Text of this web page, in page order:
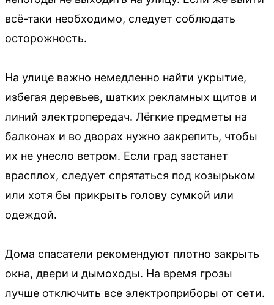
всё-таки необходимо, следует соблюдать
осторожность.
На улице важно немедленно найти укрытие,
избегая деревьев, шатких рекламных щитов и
линий электропередач. Лёгкие предметы на
балконах и во дворах нужно закрепить, чтобы
их не унесло ветром. Если град застанет
врасплох, следует спрятаться под козырьком
или хотя бы прикрыть голову сумкой или
одеждой.
Дома спасатели рекомендуют плотно закрыть
окна, двери и дымоходы. На время грозы
лучше отключить все электроприборы от сети.